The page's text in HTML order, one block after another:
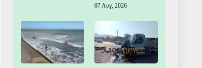
07 Αυγ, 2026